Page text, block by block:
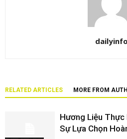
dailyinfo
RELATED ARTICLES MORE FROM
Hương Liệu Thực
Sự Lựa Chọn